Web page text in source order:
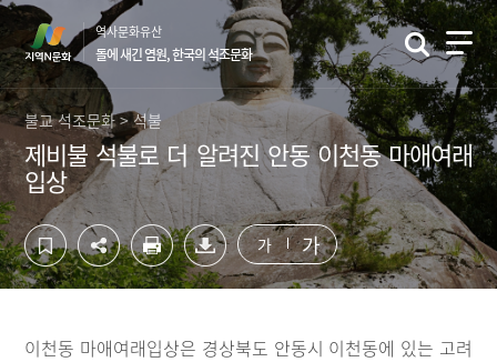
컨
텐
츠
영
역
바
로
가
기
하
단
영
역
바
로
가
기
역사문화유산
돌에 새긴 염원, 한국의 석조문화
불교 석조문화 > 석불
제비불 석불로 더 알려진 안동 이천동 마애여래
입상
가 가
이천동 마애여래입상은 경상북도 안동시 이천동에 있는 고려